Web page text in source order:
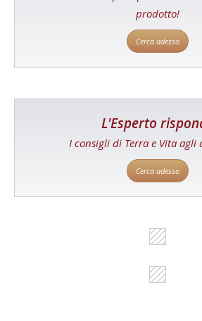
prodotto!
Cerca adesso
L'Esperto
I consigli di Terra e Vita agli
Cerca adesso